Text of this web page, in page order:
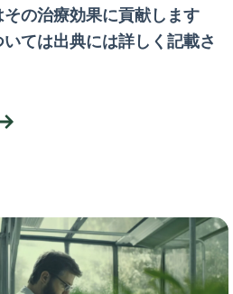
の治療効果に貢献します
ては出典には詳しく記載さ